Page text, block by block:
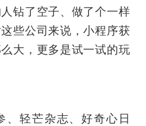
钻了空子、做了个一样
些公司来说，小程序获
大，更多是试一试的玩
、轻芒杂志、好奇心日